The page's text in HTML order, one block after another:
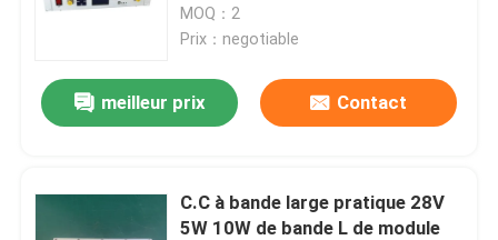
300W rf pratique
MOQ：2
Prix：negotiable
meilleur prix Contact
C.C à bande large pratique 28V
5W 10W de bande L de module